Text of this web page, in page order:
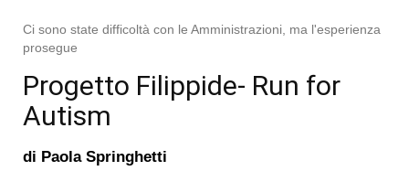
Ci sono state difficoltà con le Amministrazioni, ma l'esperienza
prosegue
Progetto Filippide- Run for
Autism
di Paola Springhetti